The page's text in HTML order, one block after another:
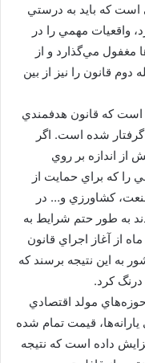
است كه بايد به درستي
واقعيات مهمي را در
مغفول مي‌گذارد و از
قانون را نيز از بين
است كه قانون هدفمندي
گرفتار شده است. اگر
از اندازه بر روي
را كه براي حمايت از
كشاورزي و… در
به طور حتم شرايط به
گونه‌اي پيش نمي‌رفت كه پس از حدود ۲۶ ماه از آغاز اجراي قانون
به اين نتيجه برسند كه
درنگ كرد.
مولد اقتصادي
قيمت تمام شده
داده است كه نتيجه